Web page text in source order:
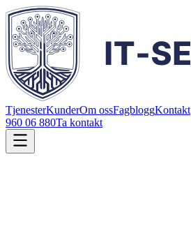
TjenesterKunderOm ossFagbloggKontakt
960 06 880Ta kontakt